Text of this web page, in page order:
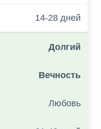
14-28 дней
Долгий
Вечность
Любовь